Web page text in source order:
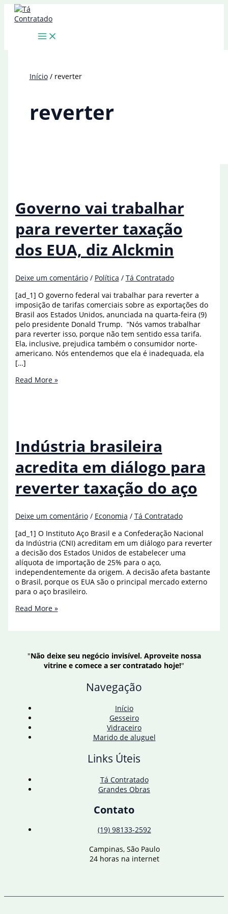
para
Início reverter
reverter
Governo vai trabalhar
para reverter taxação
dos EUA, diz Alckmin
Deixe um comentário / Política / Tá Contratado
[ad_1] O governo federal vai trabalhar para reverter a
imposição de tarifas comerciais sobre as exportações do
Brasil aos Estados Unidos, anunciada na quarta-feira (9)
pelo presidente Donald Trump. “Nós vamos trabalhar
para reverter isso, porque não tem sentido essa tarifa.
Ela, inclusive, prejudica também o consumidor norte-
americano. Nós entendemos que ela é inadequada, ela
[…]
Governo
EUA,
diz
Alckmin
Read More »
Indústria brasileira
acredita em diálogo para
reverter taxação do aço
Deixe um comentário / Economia / Tá Contratado
[ad_1] O Instituto Aço Brasil e a Confederação Nacional
da Indústria (CNI) acreditam em um diálogo para reverter
a decisão dos Estados Unidos de estabelecer uma
alíquota de importação de 25% para o aço,
independentemente da origem. A decisão afeta bastante
o Brasil, porque os EUA são o principal mercado externo
para o aço brasileiro.
Indústria
para
Read More »
"Não deixe seu negócio invisível. Aproveite nossa
vitrine e comece a ser contratado hoje!"
Navegação
Início
Gesseiro
Vidraceiro
Marido de aluguel
Links Úteis
Tá Contratado
Grandes Obras
Contato
(19) 98133-2592
Campinas, São Paulo
24 horas na internet